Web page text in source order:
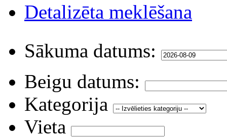
Detalizēta meklēšana
Sākuma datums:
Beigu datums:
Kategorija
Vieta